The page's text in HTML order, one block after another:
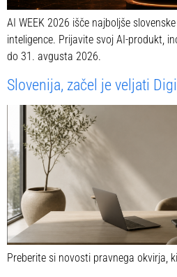
AI WEEK 2026 išče najboljše
inteligence. Prijavite svoj AI-produkt,
do 31. avgusta 2026.
Slovenija, začel je veljati
Preberite si novosti pravnega okvirja,